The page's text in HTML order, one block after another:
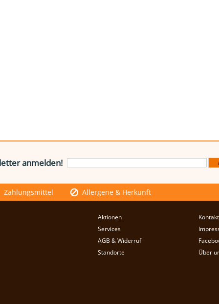
anmelden!
Zahlungsmittel Allergene & Herkunft
Aktionen
Kontakt
Services
AGB & Widerruf
Standorte
Über